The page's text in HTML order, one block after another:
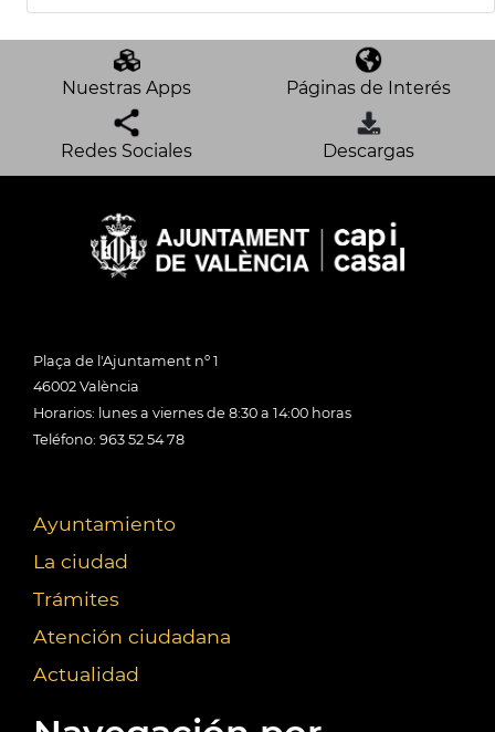
Nuestras Apps Páginas de Interés
Redes Sociales Descargas
Plaça de l'Ajuntament nº 1
46002 València
Horarios: lunes a viernes de 8:30 a 14:00 horas
Teléfono: 963 52 54 78
Ayuntamiento
La ciudad
Trámites
Atención ciudadana
Actualidad